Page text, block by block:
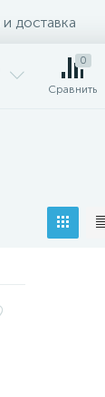
доставка
0
Сравнить